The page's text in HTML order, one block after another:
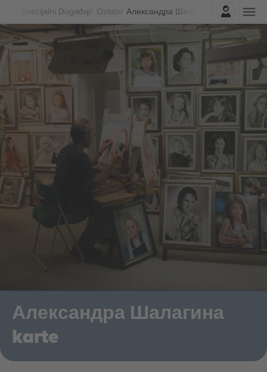
Specijalni Događaji Ostalo Александра Шалагина Karte
Najavite se
Александра Шалагина
karte